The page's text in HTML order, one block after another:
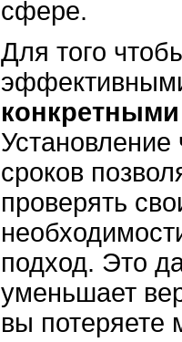
сфере.
Для того
Установление
сроков
проверять
подход. Это
уменьшает
вы потеряете